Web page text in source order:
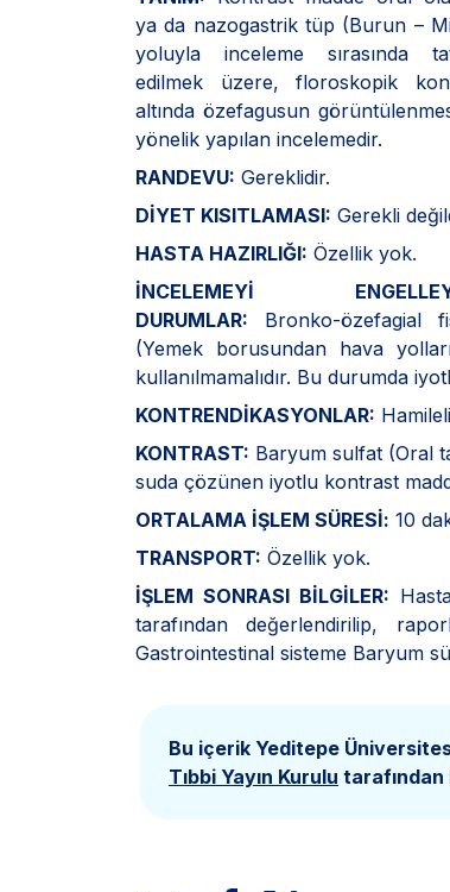
ya da nazogastrik tüp (Burun –
yoluyla inceleme sırasında
edilmek üzere, floroskopik
altında özefagusun
yönelik yapılan incelemedir.
RANDEVU: Gereklidir.
DİYET KISITLAMASI: Gerekli
HASTA HAZIRLIĞI: Özellik yok.
İNCELEMEYİ
DURUMLAR: Bronko-özefagial
(Yemek borusundan hava
kullanılmamalıdır. Bu durumda
KONTRENDİKASYONLAR:
KONTRAST: Baryum sulfat (Oral
suda çözünen iyotlu kontrast
ORTALAMA İŞLEM SÜRESİ: 10
TRANSPORT: Özellik yok.
İŞLEM SONRASI BİLGİLER:
tarafından değerlendirilip,
Gastrointestinal sisteme Baryum
Bu içerik Yeditepe
Tıbbi Yayın Kurulu tarafından